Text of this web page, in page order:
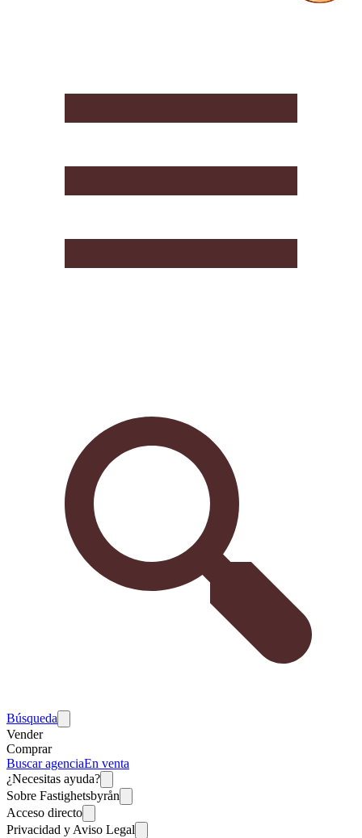
Búsqueda
Vender
Comprar
Buscar agenciaEn venta
¿Necesitas ayuda?
Sobre Fastighetsbyrån
Acceso directo
Privacidad y Aviso Legal